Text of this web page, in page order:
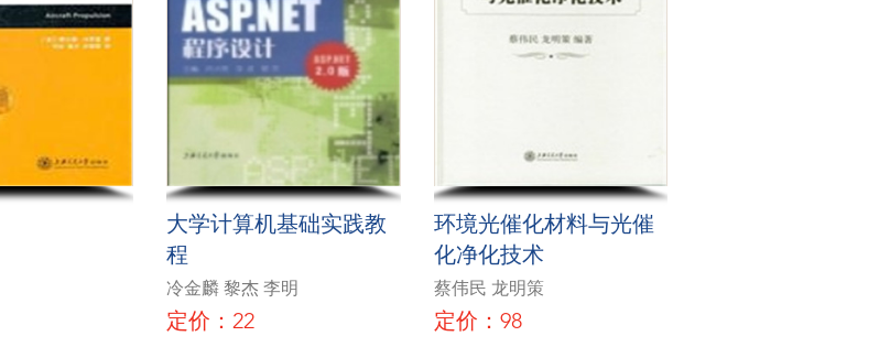
大学计算机基础实践教
程
冷金麟 黎杰 李明
定价：22
环境光催化材料与光催
化净化技术
蔡伟民 龙明策
定价：98